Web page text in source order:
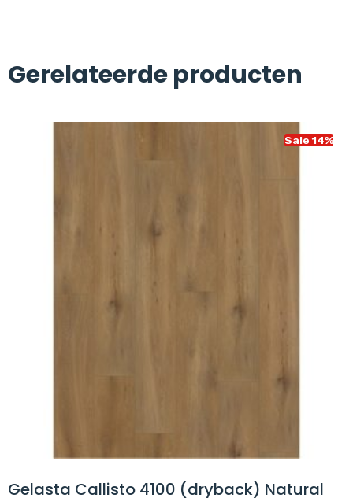
Gerelateerde producten
Sale 14%
Gelasta Callisto 4100 (dryback) Natural